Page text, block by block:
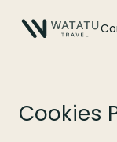
Cookies